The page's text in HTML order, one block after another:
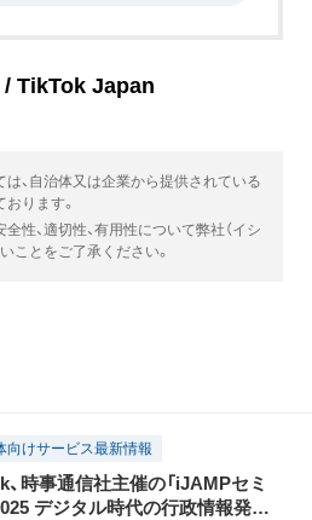
TikTok Japan
、自治体又は企業から提供されている
ります。
性、適切性、有用性について弊社（イシ
ことをご了承ください。
向けサービス最新情報
、時事通信社主催の「iJAMPセミ
デジタル時代の行政情報発信」